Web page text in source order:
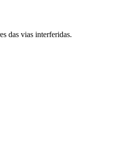
das vias interferidas.